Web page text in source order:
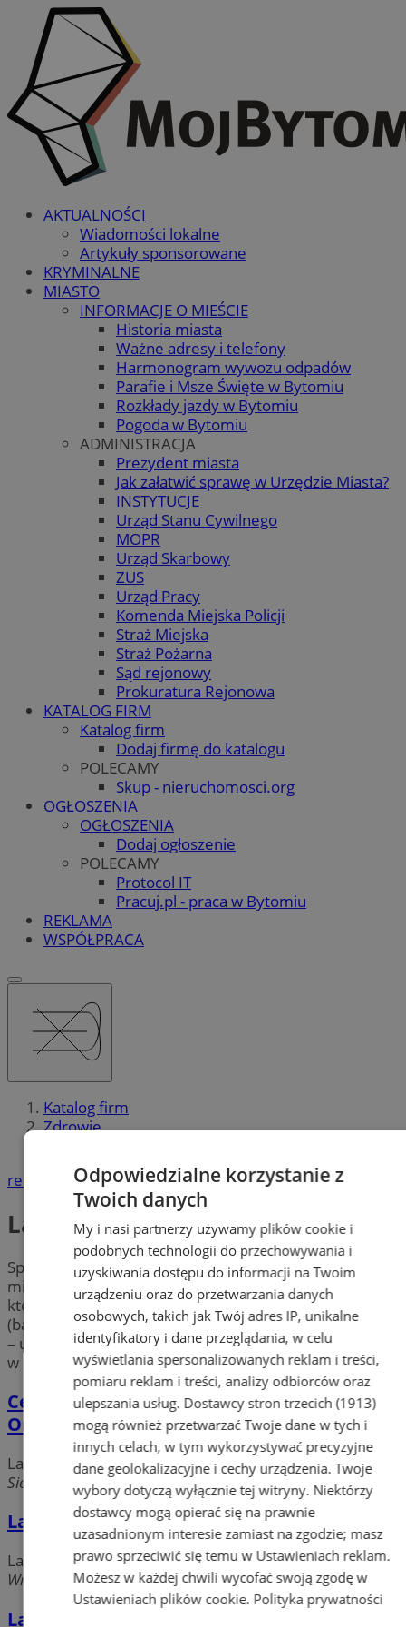
AKTUALNOŚCI
Wiadomości lokalne
Artykuły sponsorowane
KRYMINALNE
MIASTO
INFORMACJE O MIEŚCIE
Historia miasta
Ważne adresy i telefony
Harmonogram wywozu odpadów
Parafie i Msze Święte w Bytomiu
Rozkłady jazdy w Bytomiu
Pogoda w Bytomiu
ADMINISTRACJA
Prezydent miasta
Jak załatwić sprawę w Urzędzie Miasta?
INSTYTUCJE
Urząd Stanu Cywilnego
MOPR
Urząd Skarbowy
ZUS
Urząd Pracy
Komenda Miejska Policji
Straż Miejska
Straż Pożarna
Sąd rejonowy
Prokuratura Rejonowa
KATALOG FIRM
Katalog firm
Dodaj firmę do katalogu
POLECAMY
Skup - nieruchomosci.org
OGŁOSZENIA
OGŁOSZENIA
Dodaj ogłoszenie
POLECAMY
Protocol IT
Pracuj.pl - praca w Bytomiu
REKLAMA
WSPÓŁPRACA
Katalog firm
Zdrowie
reklama
Laboratoria medyczne
Sprawdź profesjonalnelaboratoria medycznew
mieście Bytom. Znajdź punkt pobrań w Bytomiu, w
którym wykonasz kompleksowe badania i testy
(badanie krwi, moczu). Pamiętaj – zdrowie to podstawa
– umów się na badania dolaboratorium medycznego
w okolicy Bytomia już dziś.
Centrum Laboratoryjno-Produkcyjne Labor
Orzeł Biały Sp. z o.o.
Laboratoria medyczne
Siemianowicka 98, 41-902 Bytom
Laboratorium Analityczne Demeter
Laboratoria medyczne
Wrocławska 122, 41-902 Bytom
Laboratorium Analityczne
Odpowiedzialne korzystanie z
Twoich danych
My i nasi partnerzy używamy plików cookie i
podobnych technologii do przechowywania i
uzyskiwania dostępu do informacji na Twoim
urządzeniu oraz do przetwarzania danych
osobowych, takich jak Twój adres IP, unikalne
identyfikatory i dane przeglądania, w celu
wyświetlania spersonalizowanych reklam i treści,
pomiaru reklam i treści, analizy odbiorców oraz
ulepszania usług. Dostawcy stron trzecich (1913)
mogą również przetwarzać Twoje dane w tych i
innych celach, w tym wykorzystywać precyzyjne
dane geolokalizacyjne i cechy urządzenia. Twoje
wybory dotyczą wyłącznie tej witryny. Niektórzy
dostawcy mogą opierać się na prawnie
uzasadnionym interesie zamiast na zgodzie; masz
prawo sprzeciwić się temu w Ustawieniach reklam.
Możesz w każdej chwili wycofać swoją zgodę w
Ustawieniach plików cookie. Polityka prywatności